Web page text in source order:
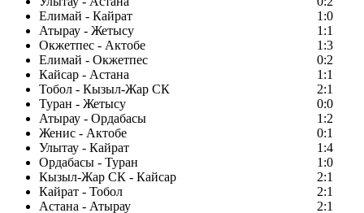
Елимай - Кайрат
1:0
Атырау - Жетысу
1:1
Окжетпес - Актобе
1:3
Елимай - Окжетпес
0:2
Кайсар - Астана
1:1
Тобол - Кызыл-Жар СК
2:1
Туран - Жетысу
0:0
Атырау - Ордабасы
1:2
Женис - Актобе
0:1
Улытау - Кайрат
1:4
Ордабасы - Туран
1:0
Кызыл-Жар СК - Кайсар
2:1
Кайрат - Тобол
2:1
Астана - Атырау
2:1